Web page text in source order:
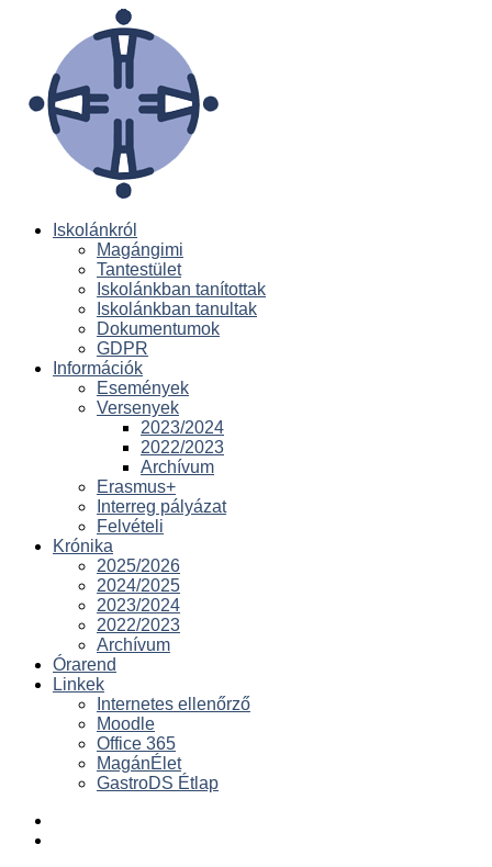
Iskolánkról
Magángimi
Tantestület
Iskolánkban tanítottak
Iskolánkban tanultak
Dokumentumok
GDPR
Információk
Események
Versenyek
2023/2024
2022/2023
Archívum
Erasmus+
Interreg pályázat
Felvételi
Krónika
2025/2026
2024/2025
2023/2024
2022/2023
Archívum
Órarend
Linkek
Internetes ellenőrző
Moodle
Office 365
MagánÉlet
GastroDS Étlap